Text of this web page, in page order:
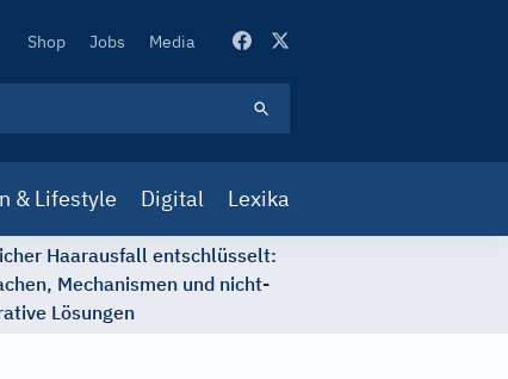
Secondary
Shop Jobs Media
& Lifestyle Digital Lexika
Haarausfall entschlüsselt:
Mechanismen und nicht-
Lösungen